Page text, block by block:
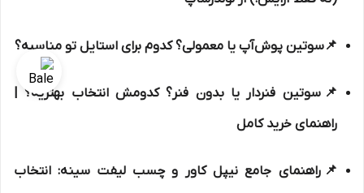
📌سوتین پوش‌آپ یا معمولی؟ کدوم برای استایل تو مناسبه؟
📌سوتین فنردار یا بدون فنر؟ کدومش انتخاب بهتریه؟ |
راهنمای خرید کامل
📌راهنمای جامع نیپل کاور و چسب لیفت سینه: انتخاب